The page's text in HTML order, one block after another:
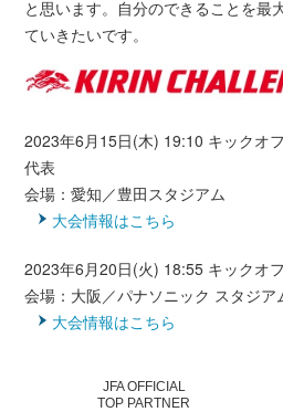
と思います。自分のできることを最
ていきたいです。
2023年6月15日(木) 19:10 キックオ
代表
会場：愛知／豊田スタジアム
大会情報はこちら
2023年6月20日(火) 18:55 キックオ
会場：大阪／パナソニック スタジア
大会情報はこちら
JFA OFFICIAL
TOP PARTNER